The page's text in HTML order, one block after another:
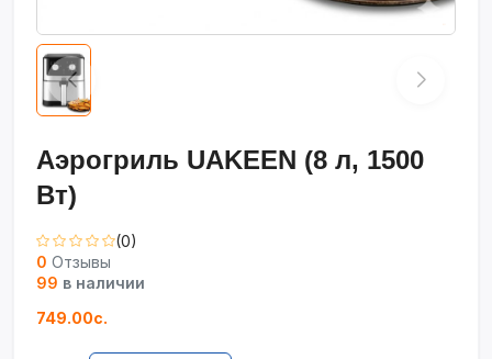
Аэрогриль UAKEEN (8 л, 1500
Вт)
(0)
0 Отзывы
99 в наличии
749.00с.